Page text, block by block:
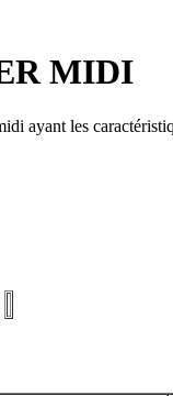
MIDI
ayant les